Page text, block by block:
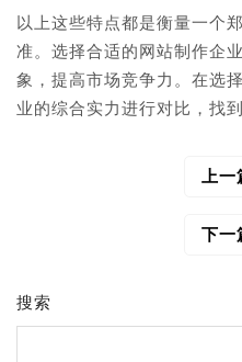
以上这些特点都是衡量一个
准。选择合适的网站制作企
象，提高市场竞争力。在选
业的综合实力进行对比，找
上一
下一
搜索